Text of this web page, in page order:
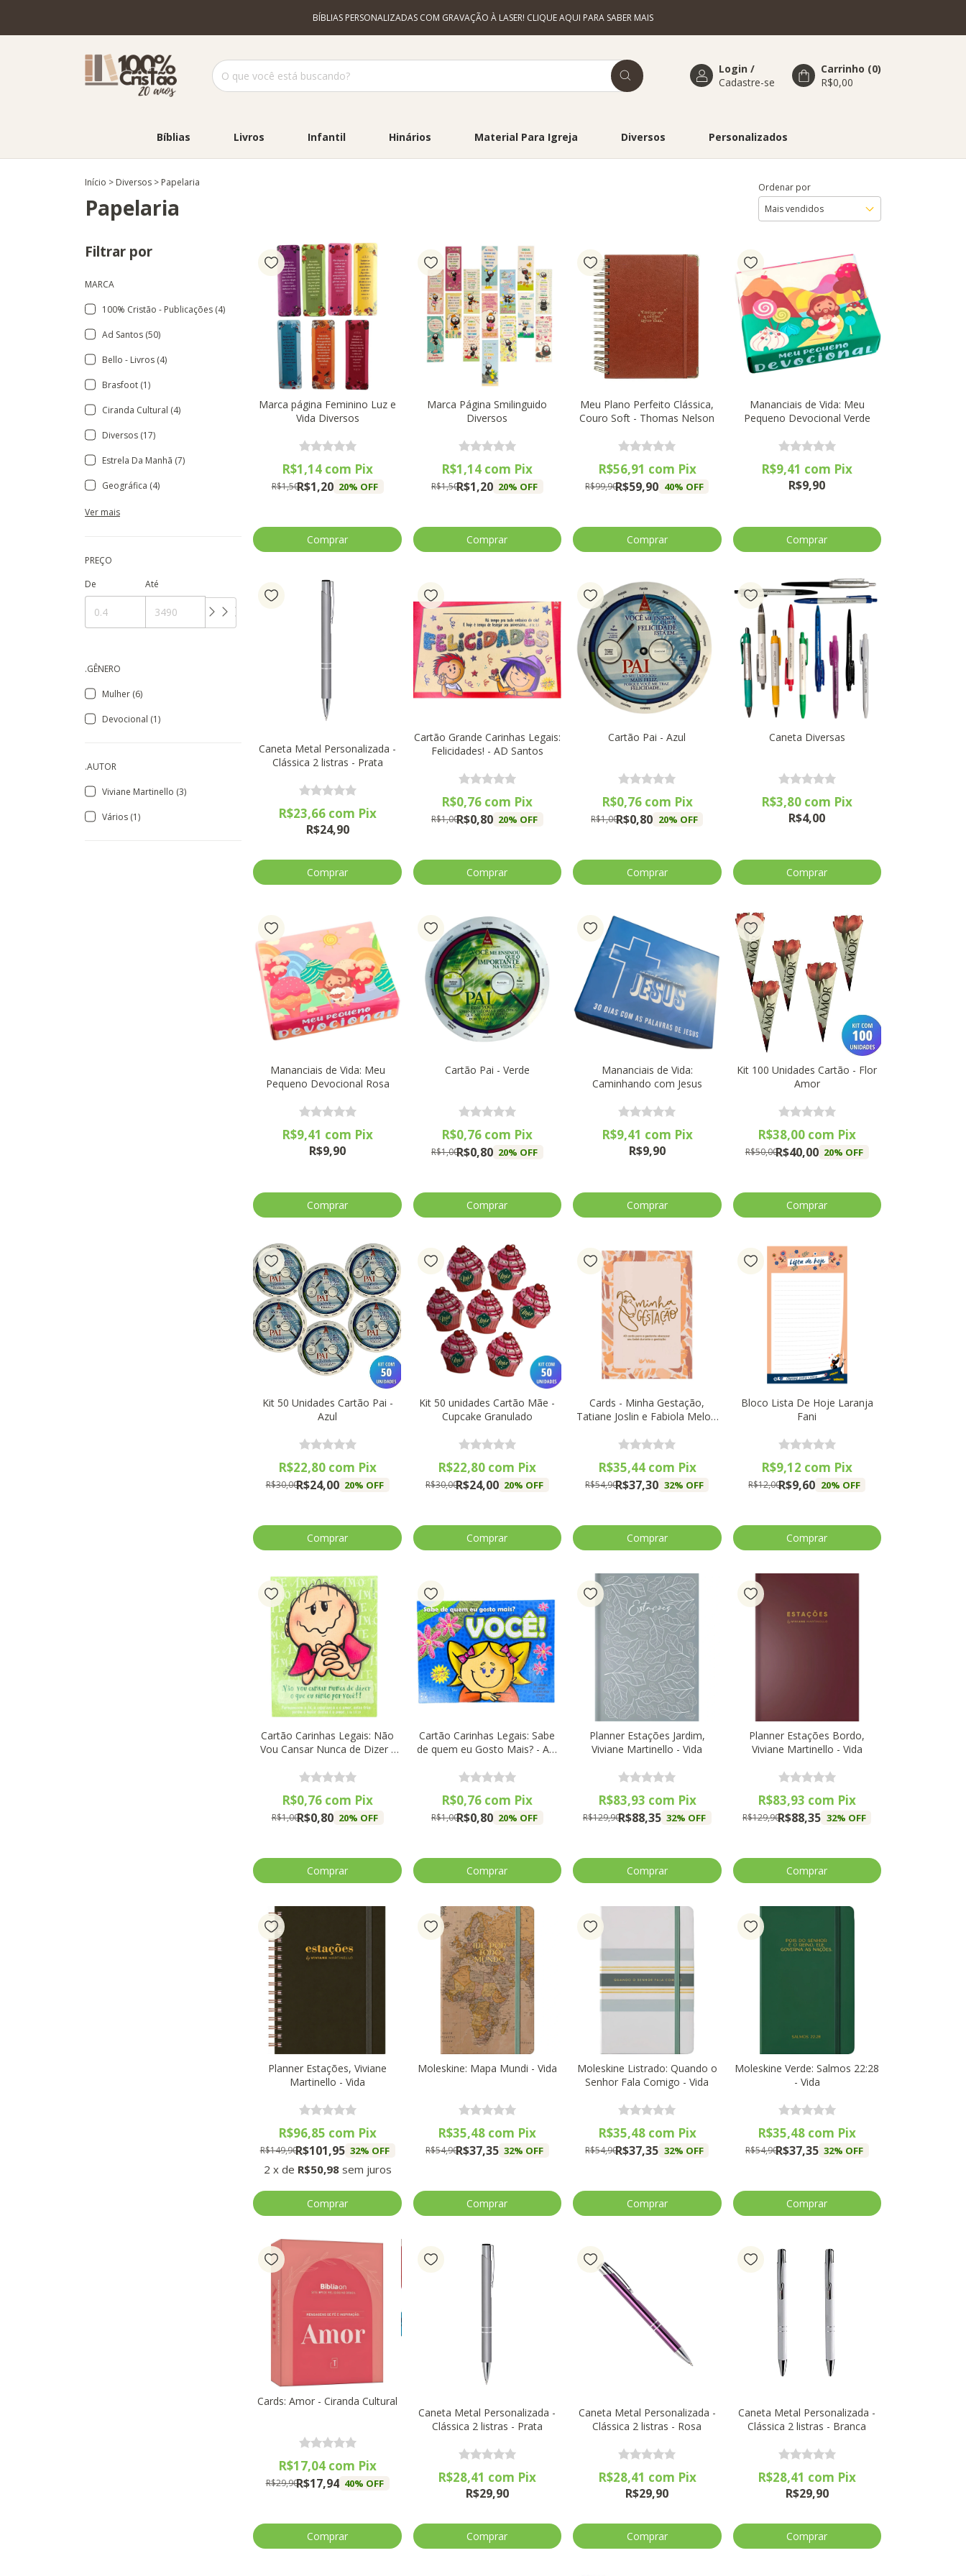
BÍBLIAS PERSONALIZADAS COM GRAVAÇÃO À LASER! CLIQUE AQUI PARA SABER MAIS
Login /
Cadastre-se
Carrinho (0)
R$0,00
Bíblias Livros Infantil Hinários Material Para Igreja Diversos Personalizados
Início > Diversos > Papelaria
Papelaria
Ordenar por
Filtrar por
MARCA
100% Cristão - Publicações (4)
Ad Santos (50)
Bello - Livros (4)
Brasfoot (1)
Ciranda Cultural (4)
Diversos (17)
Estrela Da Manhã (7)
Geográfica (4)
Ver mais
PREÇO
De
Até
.GÊNERO
Mulher (6)
Devocional (1)
.AUTOR
Viviane Martinello (3)
Vários (1)
Marca página Feminino Luz e
Vida Diversos
R$1,20
R$1,50 20% OFF
R$1,14 com Pix
Marca Página Smilinguido
Diversos
R$1,20
R$1,50 20% OFF
R$1,14 com Pix
Meu Plano Perfeito Clássica,
Couro Soft - Thomas Nelson
R$59,90
R$99,90 40% OFF
R$56,91 com Pix
Mananciais de Vida: Meu
Pequeno Devocional Verde
R$9,90
R$9,41 com Pix
Caneta Metal Personalizada -
Clássica 2 listras - Prata
R$24,90
R$23,66 com Pix
Comprar
Cartão Grande Carinhas Legais:
Felicidades! - AD Santos
R$0,80
R$1,00 20% OFF
R$0,76 com Pix
Cartão Pai - Azul
R$0,80
R$1,00 20% OFF
R$0,76 com Pix
Caneta Diversas
R$4,00
R$3,80 com Pix
Mananciais de Vida: Meu
Pequeno Devocional Rosa
R$9,90
R$9,41 com Pix
Cartão Pai - Verde
R$0,80
R$1,00 20% OFF
R$0,76 com Pix
Mananciais de Vida:
Caminhando com Jesus
R$9,90
R$9,41 com Pix
Kit 100 Unidades Cartão - Flor
Amor
R$40,00
R$50,00 20% OFF
R$38,00 com Pix
Kit 50 Unidades Cartão Pai -
Azul
R$24,00
R$30,00 20% OFF
R$22,80 com Pix
Kit 50 unidades Cartão Mãe -
Cupcake Granulado
R$24,00
R$30,00 20% OFF
R$22,80 com Pix
Cards - Minha Gestação,
Tatiane Joslin e Fabiola Melo -
R$37,30
R$54,90 32% OFF
R$35,44 com Pix
Bloco Lista De Hoje Laranja
Fani
R$9,60
R$12,00 20% OFF
R$9,12 com Pix
Cartão Carinhas Legais: Não
Vou Cansar Nunca de Dizer -
R$0,80
R$1,00 20% OFF
R$0,76 com Pix
Cartão Carinhas Legais: Sabe
de quem eu Gosto Mais? - AD
R$0,80
R$1,00 20% OFF
R$0,76 com Pix
Planner Estações Jardim,
Viviane Martinello - Vida
R$88,35
R$129,90 32% OFF
R$83,93 com Pix
Planner Estações Bordo,
Viviane Martinello - Vida
R$88,35
R$129,90 32% OFF
R$83,93 com Pix
Planner Estações, Viviane
Martinello - Vida
R$101,95
R$149,90 32% OFF
2 x de R$50,98 sem juros
R$96,85 com Pix
Moleskine: Mapa Mundi - Vida
R$37,35
R$54,90 32% OFF
R$35,48 com Pix
Moleskine Listrado: Quando o
Senhor Fala Comigo - Vida
R$37,35
R$54,90 32% OFF
R$35,48 com Pix
Moleskine Verde: Salmos 22:28
- Vida
R$37,35
R$54,90 32% OFF
R$35,48 com Pix
Cards: Amor - Ciranda Cultural
R$17,94
R$29,90 40% OFF
R$17,04 com Pix
Caneta Metal Personalizada -
Clássica 2 listras - Prata
R$29,90
R$28,41 com Pix
Comprar
Caneta Metal Personalizada -
Clássica 2 listras - Rosa
R$29,90
R$28,41 com Pix
Comprar
Caneta Metal Personalizada -
Clássica 2 listras - Branca
R$29,90
R$28,41 com Pix
Comprar